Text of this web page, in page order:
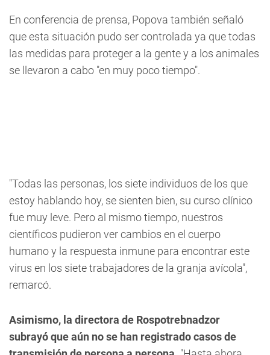
En conferencia de prensa, Popova también señaló
que esta situación pudo ser controlada ya que todas
las medidas para proteger a la gente y a los animales
se llevaron a cabo "en muy poco tiempo".
"Todas las personas, los siete individuos de los que
estoy hablando hoy, se sienten bien, su curso clínico
fue muy leve. Pero al mismo tiempo, nuestros
científicos pudieron ver cambios en el cuerpo
humano y la respuesta inmune para encontrar este
virus en los siete trabajadores de la granja avícola",
remarcó.
Asimismo, la directora de Rospotrebnadzor
subrayó que aún no se han registrado casos de